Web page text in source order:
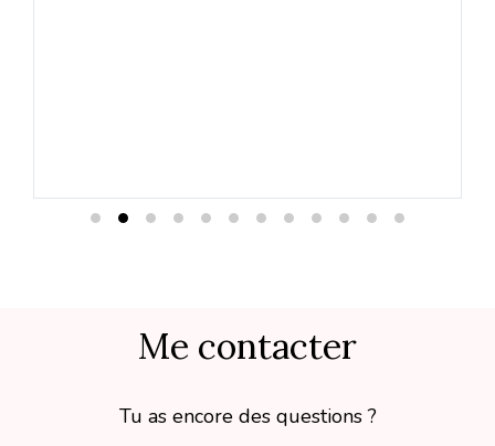
Me contacter
Tu as encore des questions ?